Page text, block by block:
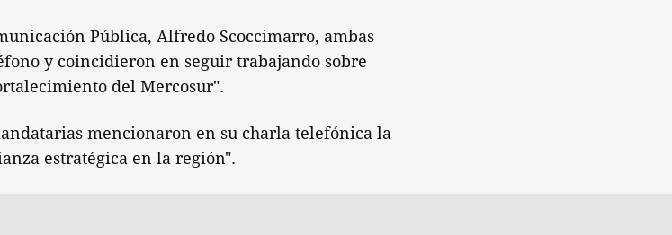
Pública, Alfredo Scoccimarro, ambas
y coincidieron en seguir trabajando sobre
del Mercosur".
mencionaron en su charla telefónica la
estratégica en la región".